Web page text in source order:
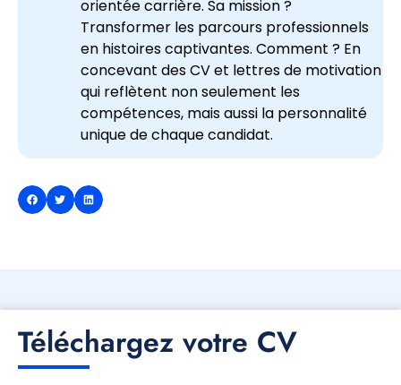
orientée carrière. Sa mission ?
Transformer les parcours professionnels
en histoires captivantes. Comment ? En
concevant des CV et lettres de motivation
qui reflètent non seulement les
compétences, mais aussi la personnalité
unique de chaque candidat.
Téléchargez votre CV